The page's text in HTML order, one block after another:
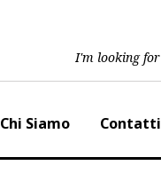
Chi Siamo
Contatti